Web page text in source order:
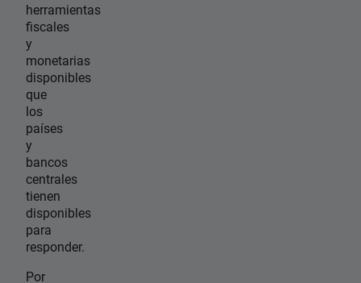
herramientas
fiscales
y
monetarias
disponibles
que
los
países
y
bancos
centrales
tienen
disponibles
para
responder.
Por